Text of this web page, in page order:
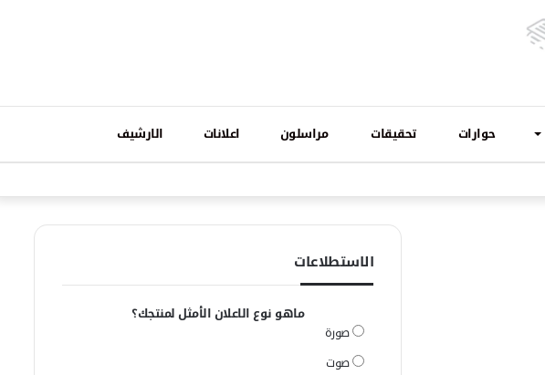
حوارات تحقيقات مراسلون اعلانات الارشيف
الاستطلاعات
ماهو نوع الاعلان الأمثل لمنتجك؟
صورة
صوت